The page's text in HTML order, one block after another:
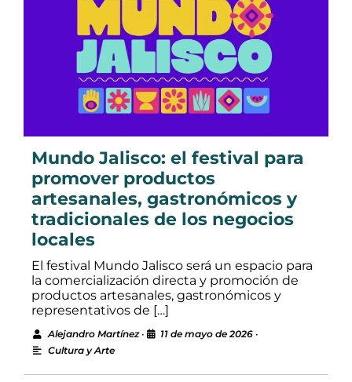
Mundo Jalisco: el festival para
promover productos
artesanales, gastronómicos y
tradicionales de los negocios
locales
El festival Mundo Jalisco será un espacio para
la comercialización directa y promoción de
productos artesanales, gastronómicos y
representativos de […]
Alejandro Martínez • 11 de mayo de 2026 •
Cultura y Arte